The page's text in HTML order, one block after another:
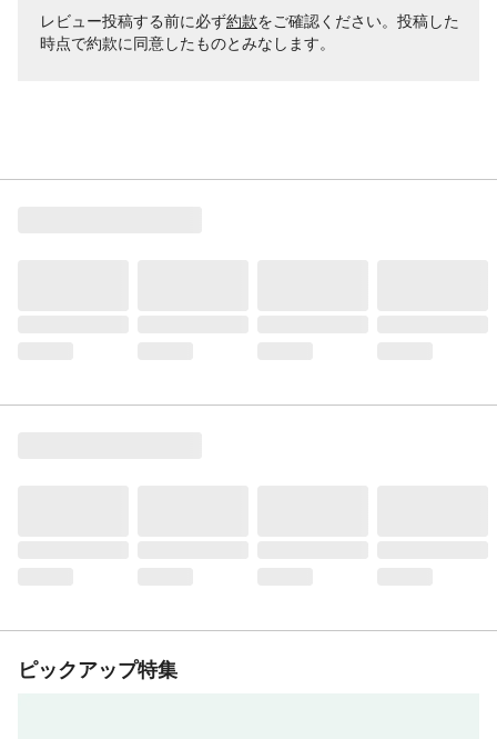
レビュー投稿する前に必ず約款をご確認ください。投稿した
時点で約款に同意したものとみなします。
ピックアップ特集